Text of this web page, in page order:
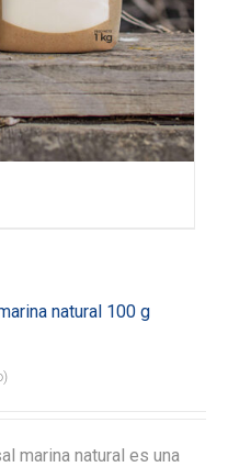
natural 100 g
marina natural es una